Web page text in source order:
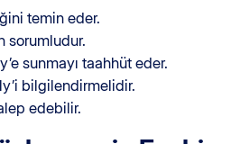
temin eder.
sorumludur.
sunmayı taahhüt eder.
bilgilendirmelidir.
edebilir.